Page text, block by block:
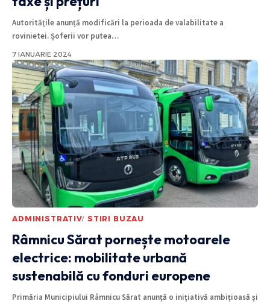
Autoritățile anunță modificări la perioada de valabilitate a
rovinietei. Șoferii vor putea…
7 IANUARIE 2024
ADMINISTRATIV STIRI BUZAU
Râmnicu Sărat pornește motoarele
electrice: mobilitate urbană
sustenabilă cu fonduri europene
Primăria Municipiului Râmnicu Sărat anunță o inițiativă ambițioasă și